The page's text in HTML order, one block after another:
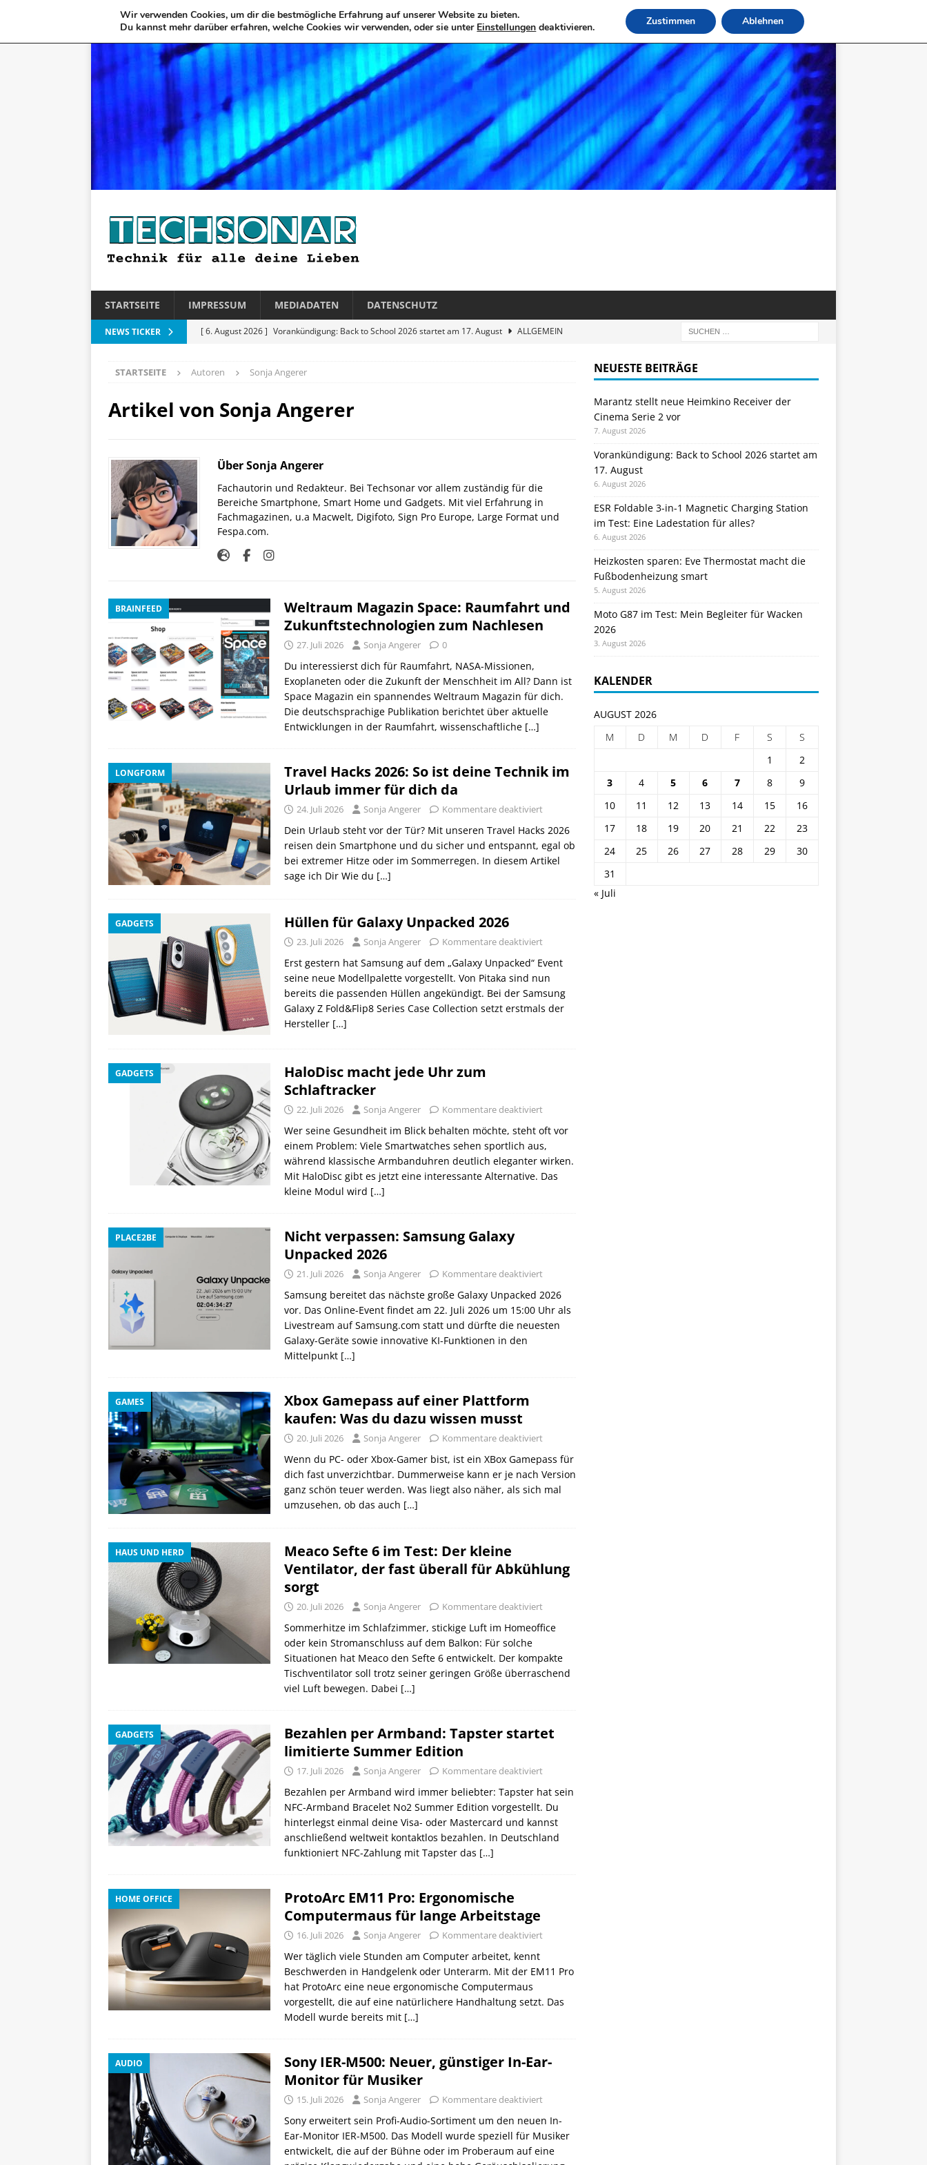
STARTSEITE IMPRESSUM MEDIADATEN DATENSCHUTZ
NEWS TICKER [ 6. August 2026 ] Vorankündigung: Back to School 2026 startet am 17. August
ALLGEMEIN
alles?
APPLE
[ 5. August 2026 ]
Heizkosten sparen: Eve Thermostat macht die Fußbodenheizung smart
SMART HOME
[ 7. August 2026 ] Marantz stellt neue Heimkino Receiver der Cinema Serie 2 vor
STARTSEITE Autoren Sonja Angerer
Artikel von Sonja Angerer
Über Sonja Angerer
Fachautorin und Redakteur. Bei Techsonar vor allem zuständig für die
Bereiche Smartphone, Smart Home und Gadgets. Mit viel Erfahrung in
Fachmagazinen, u.a Macwelt, Digifoto, Sign Pro Europe, Large Format und
Fespa.com.
BRAINFEED
Weltraum Magazin Space: Raumfahrt und
Zukunftstechnologien zum Nachlesen
27. Juli 2026 Sonja Angerer 0
Du interessierst dich für Raumfahrt, NASA-Missionen,
Exoplaneten oder die Zukunft der Menschheit im All? Dann ist
Space Magazin ein spannendes Weltraum Magazin für dich.
Die deutschsprachige Publikation berichtet über aktuelle
Entwicklungen in der Raumfahrt, wissenschaftliche […]
LONGFORM
Travel Hacks 2026: So ist deine Technik im
Urlaub immer für dich da
24. Juli 2026 Sonja Angerer Kommentare deaktiviert
Dein Urlaub steht vor der Tür? Mit unseren Travel Hacks 2026
reisen dein Smartphone und du sicher und entspannt, egal ob
bei extremer Hitze oder im Sommerregen. In diesem Artikel
sage ich Dir Wie du […]
GADGETS Hüllen für Galaxy Unpacked 2026
23. Juli 2026 Sonja Angerer Kommentare deaktiviert
Erst gestern hat Samsung auf dem „Galaxy Unpacked“ Event
seine neue Modellpalette vorgestellt. Von Pitaka sind nun
bereits die passenden Hüllen angekündigt. Bei der Samsung
Galaxy Z Fold&Flip8 Series Case Collection setzt erstmals der
Hersteller […]
GADGETS
HaloDisc macht jede Uhr zum
Schlaftracker
22. Juli 2026 Sonja Angerer Kommentare deaktiviert
Wer seine Gesundheit im Blick behalten möchte, steht oft vor
einem Problem: Viele Smartwatches sehen sportlich aus,
während klassische Armbanduhren deutlich eleganter wirken.
Mit HaloDisc gibt es jetzt eine interessante Alternative. Das
kleine Modul wird […]
PLACE2BE
Nicht verpassen: Samsung Galaxy
Unpacked 2026
21. Juli 2026 Sonja Angerer Kommentare deaktiviert
Samsung bereitet das nächste große Galaxy Unpacked 2026
vor. Das Online-Event findet am 22. Juli 2026 um 15:00 Uhr als
Livestream auf Samsung.com statt und dürfte die neuesten
Galaxy-Geräte sowie innovative KI-Funktionen in den
Mittelpunkt […]
GAMES
Xbox Gamepass auf einer Plattform
kaufen: Was du dazu wissen musst
20. Juli 2026 Sonja Angerer Kommentare deaktiviert
Wenn du PC- oder Xbox-Gamer bist, ist ein XBox Gamepass für
dich fast unverzichtbar. Dummerweise kann er je nach Version
ganz schön teuer werden. Was liegt also näher, als sich mal
umzusehen, ob das auch […]
HAUS UND HERD
Meaco Sefte 6 im Test: Der kleine
Ventilator, der fast überall für Abkühlung
sorgt
20. Juli 2026 Sonja Angerer Kommentare deaktiviert
Sommerhitze im Schlafzimmer, stickige Luft im Homeoffice
oder kein Stromanschluss auf dem Balkon: Für solche
Situationen hat Meaco den Sefte 6 entwickelt. Der kompakte
Tischventilator soll trotz seiner geringen Größe überraschend
viel Luft bewegen. Dabei […]
GADGETS
Bezahlen per Armband: Tapster startet
limitierte Summer Edition
17. Juli 2026 Sonja Angerer Kommentare deaktiviert
Bezahlen per Armband wird immer beliebter: Tapster hat sein
NFC-Armband Bracelet No2 Summer Edition vorgestellt. Du
hinterlegst einmal deine Visa- oder Mastercard und kannst
anschließend weltweit kontaktlos bezahlen. In Deutschland
funktioniert NFC-Zahlung mit Tapster das […]
HOME OFFICE
ProtoArc EM11 Pro: Ergonomische
Computermaus für lange Arbeitstage
16. Juli 2026 Sonja Angerer Kommentare deaktiviert
Wer täglich viele Stunden am Computer arbeitet, kennt
Beschwerden in Handgelenk oder Unterarm. Mit der EM11 Pro
hat ProtoArc eine neue ergonomische Computermaus
vorgestellt, die auf eine natürlichere Handhaltung setzt. Das
Modell wurde bereits mit […]
AUDIO
Sony IER-M500: Neuer, günstiger In-Ear-
Monitor für Musiker
15. Juli 2026 Sonja Angerer Kommentare deaktiviert
Sony erweitert sein Profi-Audio-Sortiment um den neuen In-
Ear-Monitor IER-M500. Das Modell wurde speziell für Musiker
entwickelt, die auf der Bühne oder im Proberaum auf eine
NEUESTE BEITRÄGE
Marantz stellt neue Heimkino Receiver der
Cinema Serie 2 vor
7. August 2026
Vorankündigung: Back to School 2026 startet am
17. August
6. August 2026
ESR Foldable 3-in-1 Magnetic Charging Station
im Test: Eine Ladestation für alles?
6. August 2026
Heizkosten sparen: Eve Thermostat macht die
Fußbodenheizung smart
5. August 2026
Moto G87 im Test: Mein Begleiter für Wacken
2026
3. August 2026
KALENDER
AUGUST 2026
M
D M D F S
S
1
2
3
4 5 6 7 8
9
10
11 12 13 14 15
16
17
18 19 20 21 22
23
24
25 26 27 28 29
30
31
« Juli
Wir verwenden Cookies, um dir die bestmögliche Erfahrung auf unserer Website zu bieten.
Du kannst mehr darüber erfahren, welche Cookies wir verwenden, oder sie unter Einstellungen deaktivieren. Zustimmen Ablehnen